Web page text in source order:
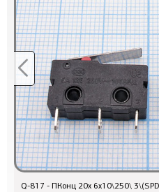
Q-817 - ПКонц 20x 6x10\250\